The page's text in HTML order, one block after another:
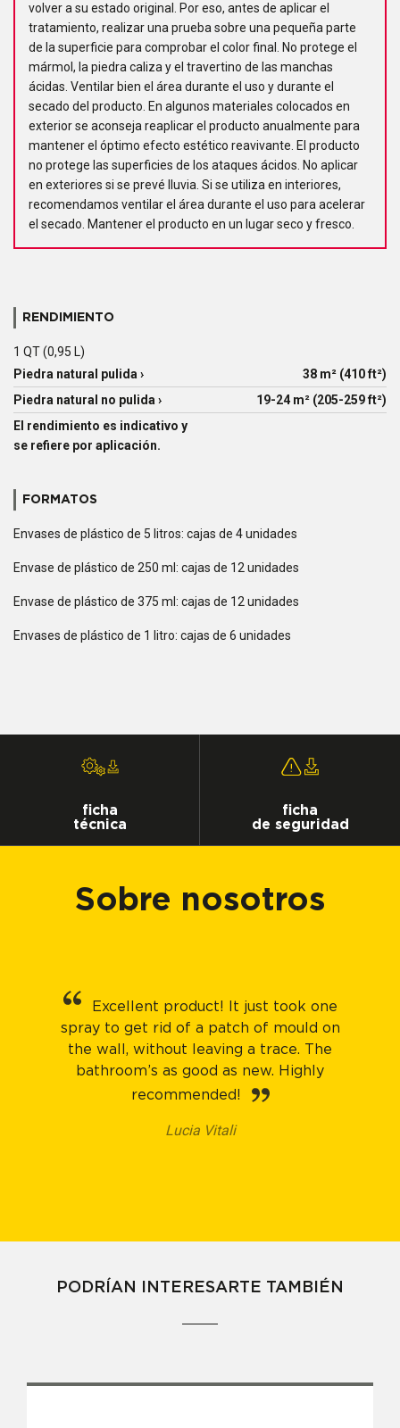
volver a su estado original. Por eso, antes de aplicar el
tratamiento, realizar una prueba sobre una pequeña parte
de la superficie para comprobar el color final. No protege el
mármol, la piedra caliza y el travertino de las manchas
ácidas. Ventilar bien el área durante el uso y durante el
secado del producto. En algunos materiales colocados en
exterior se aconseja reaplicar el producto anualmente para
mantener el óptimo efecto estético reavivante. El producto
no protege las superficies de los ataques ácidos. No aplicar
en exteriores si se prevé lluvia. Si se utiliza en interiores,
recomendamos ventilar el área durante el uso para acelerar
el secado. Mantener el producto en un lugar seco y fresco.
RENDIMIENTO
1 QT (0,95 L)
Piedra natural pulida ›
38 m² (410 ft²)
Piedra natural no pulida ›
19-24 m² (205-259 ft²)
El rendimiento es indicativo y
se refiere por aplicación.
FORMATOS
Envases de plástico de 5 litros: cajas de 4 unidades
Envase de plástico de 250 ml: cajas de 12 unidades
Envase de plástico de 375 ml: cajas de 12 unidades
Envases de plástico de 1 litro: cajas de 6 unidades
ficha
técnica
ficha
de seguridad
Sobre nosotros
Excellent product! It just took one
spray to get rid of a patch of mould on
the wall, without leaving a trace. The
bathroom’s as good as new. Highly
recommended!
Lucia Vitali
PODRÍAN INTERESARTE TAMBIÉN